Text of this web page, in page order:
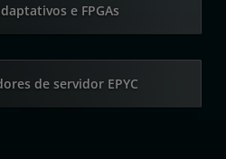
e FPGAs
de servidor EPYC